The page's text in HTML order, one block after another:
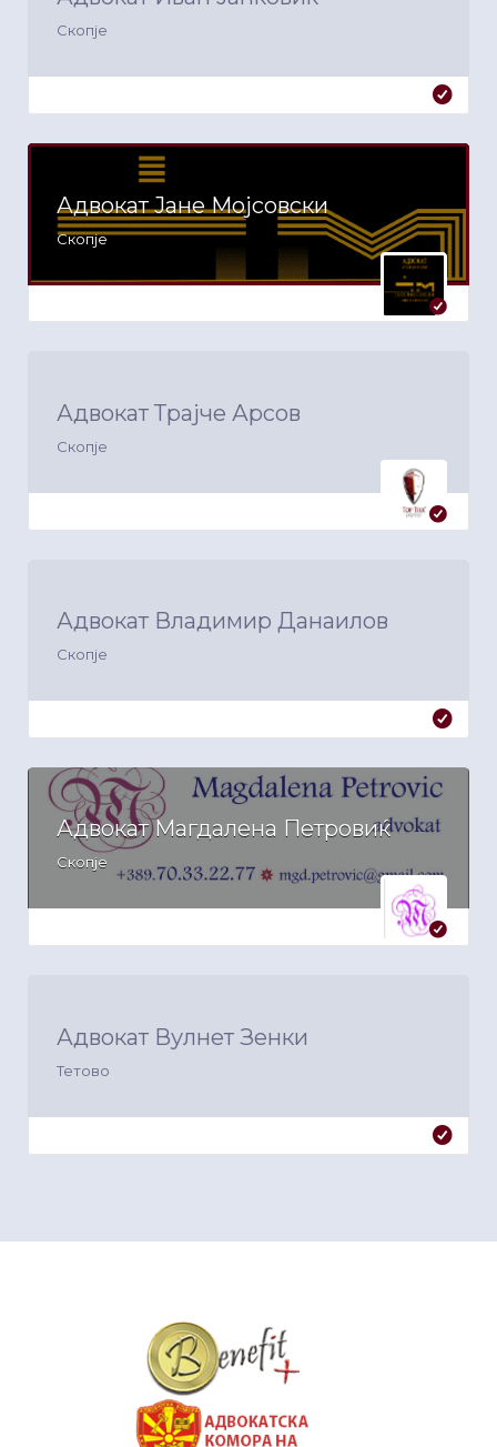
Скопје
Адвокат Јане Мојсовски
Скопје
Адвокат Трајче Арсов
Скопје
Адвокат Владимир Данаилов
Скопје
Адвокат Магдалена Петровиќ
Скопје
Адвокат Вулнет Зенки
Тетово